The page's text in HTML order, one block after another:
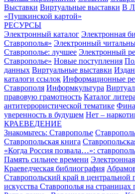
Выставки Виртуальные выставки В
«Пушкинской картой»
РЕСУРСЫ
Электронный каталог Электронная
Ставрополья» Электронный
Ставрополье: лучшее Электронный
Ставрополье» Новые поступления
данных Виртуальные выставки
каталоги ссылок Информационные
Ставрополя Информкультура
правовую грамотность Каталог
антитеррористической тематике
уверенность в будущем Нет –
КРАЕВЕДЕНИЕ
Знакомьтесь: Ставрополье
Ставропольская книга
«Когда Россия позвала…»:
Память сильнее времени
Краеведческая библиография
Ставропольский край в центральной
искусства Ставрополья на